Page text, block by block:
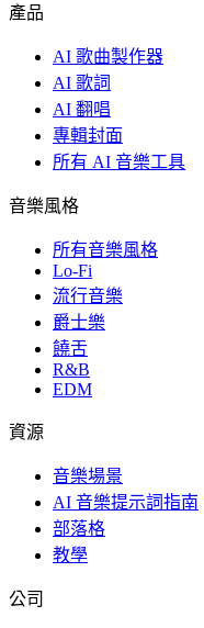
產品
AI 歌曲製作器
AI 歌詞
AI 翻唱
專輯封面
所有 AI 音樂工具
音樂風格
所有音樂風格
Lo-Fi
流行音樂
爵士樂
饒舌
R&B
EDM
資源
音樂場景
AI 音樂提示詞指南
部落格
教學
公司